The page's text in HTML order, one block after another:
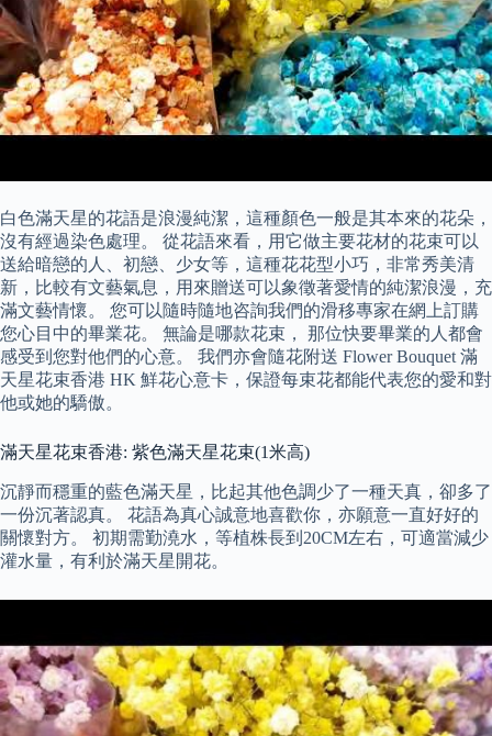
白色滿天星的花語是浪漫純潔，這種顏色一般是其本來的花朵，
沒有經過染色處理。 從花語來看，用它做主要花材的花束可以
送給暗戀的人、初戀、少女等，這種花花型小巧，非常秀美清
新，比較有文藝氣息，用來贈送可以象徵著愛情的純潔浪漫，充
滿文藝情懷。 您可以隨時隨地咨詢我們的滑移專家在網上訂購
您心目中的畢業花。 無論是哪款花束， 那位快要畢業的人都會
感受到您對他們的心意。 我們亦會隨花附送 Flower Bouquet 滿
天星花束香港 HK 鮮花心意卡，保證每束花都能代表您的愛和對
他或她的驕傲。
滿天星花束香港: 紫色滿天星花束(1米高)
沉靜而穩重的藍色滿天星，比起其他色調少了一種天真，卻多了
一份沉著認真。 花語為真心誠意地喜歡你，亦願意一直好好的
關懷對方。 初期需勤澆水，等植株長到20CM左右，可適當減少
灌水量，有利於滿天星開花。